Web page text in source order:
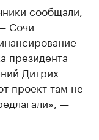
сообщали,
Сочи
президента
Дитрих
проект там не
—